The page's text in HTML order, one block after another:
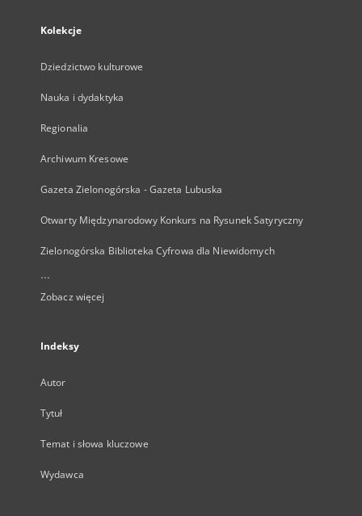
Kolekcje
Dziedzictwo kulturowe
Nauka i dydaktyka
Regionalia
Archiwum Kresowe
Gazeta Zielonogórska - Gazeta Lubuska
Otwarty Międzynarodowy Konkurs na Rysunek Satyryczny
Zielonogórska Biblioteka Cyfrowa dla Niewidomych
...
Zobacz więcej
Indeksy
Autor
Tytuł
Temat i słowa kluczowe
Wydawca